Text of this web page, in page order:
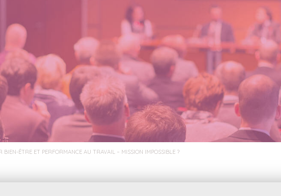
ÊTRE ET PERFORMANCE AU TRAVAIL – MISSION IMPOSSIBLE ?